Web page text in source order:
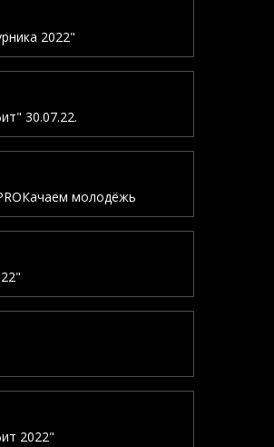
2022"
30.07.22.
молодёжь
2022"